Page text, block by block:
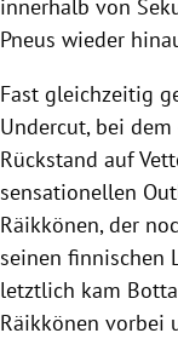
innerhalb von
Pneus wieder
Fast gleichzeitig
Undercut, bei
Rückstand auf
sensationellen
Räikkönen, der
seinen finnischen
letztlich kam
Räikkönen vorbei